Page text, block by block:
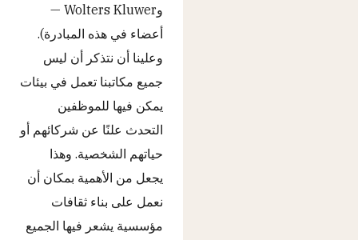
وWolters Kluwer —
أعضاء في هذه المبادرة).
وعلينا أن نتذكر أن ليس
جميع مكاتبنا تعمل في بيئات
يمكن فيها للموظفين
التحدث علنًا عن شركائهم أو
حياتهم الشخصية. وهذا
يجعل من الأهمية بمكان أن
نعمل على بناء ثقافات
مؤسسية يشعر فيها الجميع